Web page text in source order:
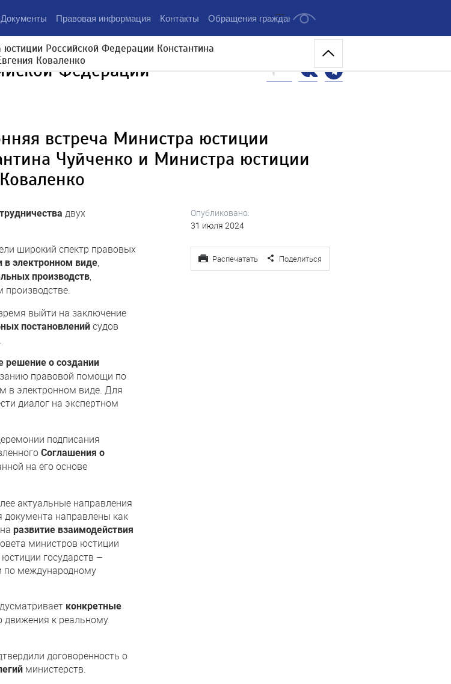
Документы Правовая информация Контакты Обращения граждан ...
Российской Федерации Константина
КоваленкоФедерации
встреча Министра юстиции
Чуйченко и Министра юстиции
двух
широкий спектр правовых
электронном виде
производств
выйти на заключение
постановлений судов
решение о создании
правовой помощи по
в электронном виде. Для
диалог на экспертном
подписания
Соглашения о
на его основе
актуальные направления
направлены как
развитие взаимодействия
министров юстиции
государств –
по международному
конкретные
движения к реальному
договоренность о
министерств.
Опубликовано:
31 июля 2024
Распечатать Поделиться